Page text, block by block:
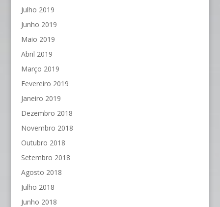
Julho 2019
Junho 2019
Maio 2019
Abril 2019
Março 2019
Fevereiro 2019
Janeiro 2019
Dezembro 2018
Novembro 2018
Outubro 2018
Setembro 2018
Agosto 2018
Julho 2018
Junho 2018